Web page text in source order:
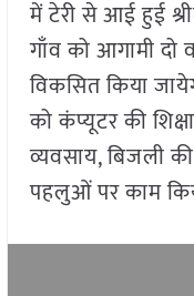
में टेरी से आई हुई
गाँव को आगामी दो
विकसित किया
को कंप्यूटर की
व्यवसाय, बिजली
पहलुओं पर काम